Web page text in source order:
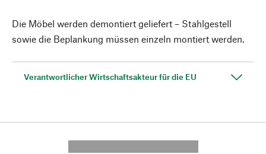
Die Möbel werden demontiert geliefert – Stahlgestell
sowie die Beplankung müssen einzeln montiert werden.
Verantwortlicher Wirtschaftsakteur für die EU